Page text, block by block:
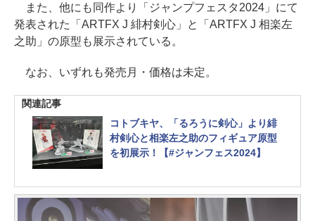
また、他にも同作より「ジャンプフェスタ2024」にて
発表された「ARTFX J 緋村剣心」と「ARTFX J 相楽左
之助」の原型も展示されている。
なお、いずれも発売月・価格は未定。
関連記事
コトブキヤ、「るろうに剣心」より緋
村剣心と相楽左之助のフィギュア原型
を初展示！【#ジャンフェス2024】